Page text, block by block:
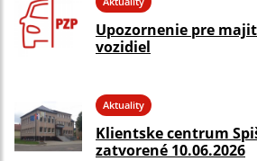
Upozornenie pre
vozidiel
Aktuality
Klientske centrum
zatvorené 10.06.2026